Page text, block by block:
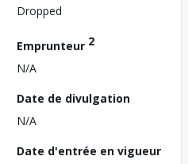
Dropped
Emprunteur 2
N/A
Date de divulgation
N/A
Date d'entrée en vigueur